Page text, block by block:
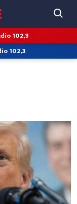
102,3
102,3